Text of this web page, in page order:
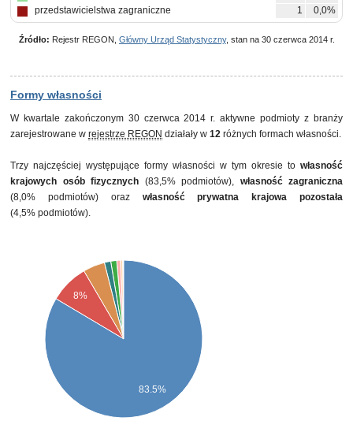
przedstawicielstwa zagraniczne
1 0,0%
Źródło: Rejestr REGON, Główny Urząd Statystyczny, stan na 30 czerwca 2014 r.
Formy własności
W kwartale zakończonym 30 czerwca 2014 r. aktywne podmioty z branży
zarejestrowane w rejestrze REGON działały w 12 różnych formach własności.
Trzy najczęściej występujące formy własności w tym okresie to własność
krajowych osób fizycznych (83,5% podmiotów), własność zagraniczna
(8,0% podmiotów) oraz własność prywatna krajowa pozostała
(4,5% podmiotów).
8%
83.5%